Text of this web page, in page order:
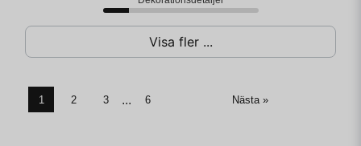
Visa fler ...
1 2 3 ... 6 Nästa »